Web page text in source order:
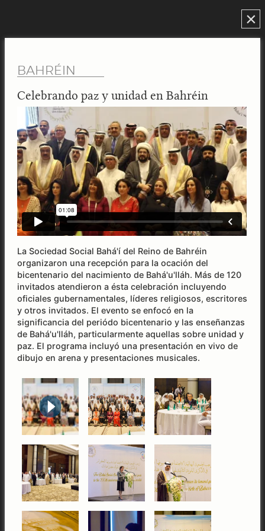
×
BAHRÉIN
Celebrando paz y unidad en Bahréin
La Sociedad Social Bahá'í del Reino de Bahréin
organizaron una recepción para la ocación del
bicentenario del nacimiento de Bahá'u'lláh. Más de 120
invitados atendieron a ésta celebración incluyendo
oficiales gubernamentales, líderes religiosos, escritores
y otros invitados. El evento se enfocó en la
significancia del periódo bicentenario y las enseñanzas
de Bahá'u'lláh, particularmente aquellas sobre unidad y
paz. El programa incluyó una presentación en vivo de
dibujo en arena y presentaciones musicales.